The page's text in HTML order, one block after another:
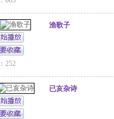
渔歌子
252
已亥杂诗